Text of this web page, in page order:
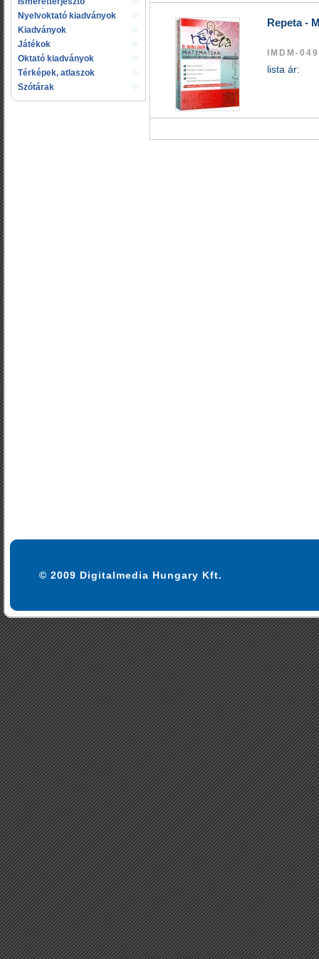
kiadványok
Nyelvoktató kiadványok
Kiadványok
gyermekeknek
Játékok
Oktató kiadványok
Térképek, atlaszok
Szótárak
Repeta -
IMDM-049
lista ár:
© 2009 Digitalmedia Hungary Kft.